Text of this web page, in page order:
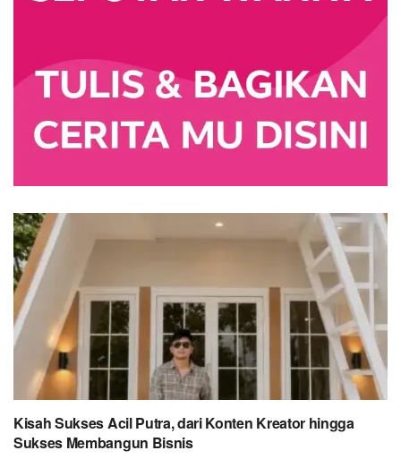
Kisah Sukses Acil Putra, dari Konten Kreator hingga
Sukses Membangun Bisnis